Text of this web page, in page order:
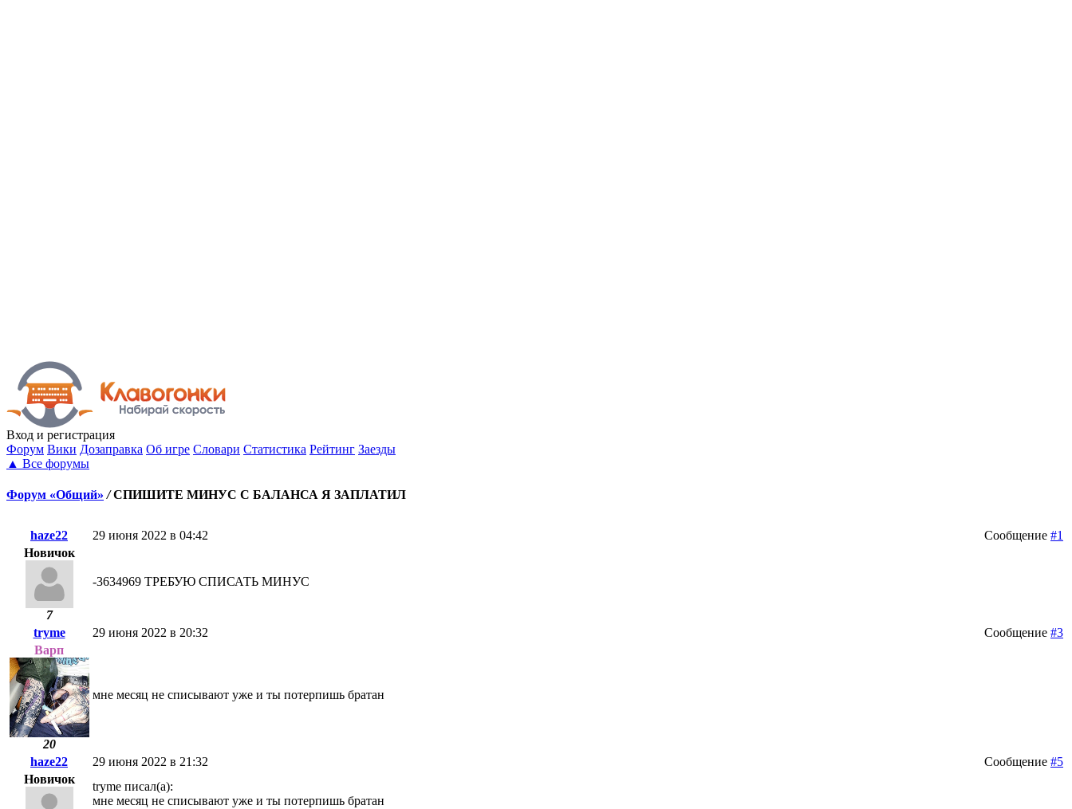
Вход и регистрация
Форум Вики Дозаправка Об игре Словари Статистика Рейтинг Заезды
▲ Все форумы
Форум «Общий» / СПИШИТЕ МИНУС С БАЛАНСА Я ЗАПЛАТИЛ
haze22 Сообщение #1
29 июня 2022 в 04:42
Новичок
7
-3634969 ТРЕБУЮ СПИСАТЬ МИНУС
tryme Сообщение #3
29 июня 2022 в 20:32
Варп
20
мне месяц не списывают уже и ты потерпишь братан
haze22 Сообщение #5
29 июня 2022 в 21:32
Новичок
tryme писал(а):
мне месяц не списывают уже и ты потерпишь братан